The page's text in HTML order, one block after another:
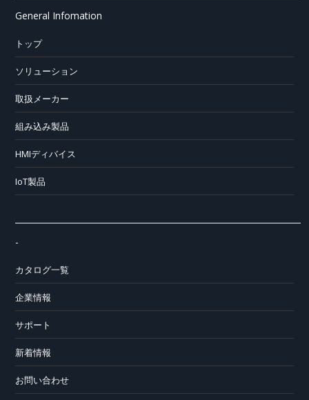
General Infomation
トップ
ソリューション
取扱メーカー
組み込み製品
HMIディバイス
IoT製品
-
カタログ一覧
企業情報
サポート
新着情報
お問い合わせ